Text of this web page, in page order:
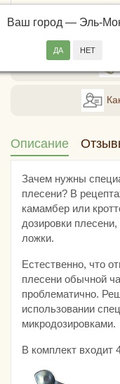
Ваш город — Эль-
Описание
Зачем нужны
плесени? В
камамбер или
дозировки
ложки.
Естественно, что
плесени обычной
проблематично.
использовании
микродозировками.
В комплект входит